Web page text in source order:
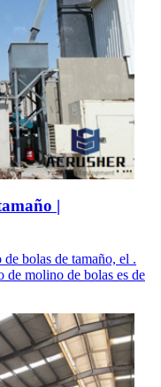
|
bolas de tamaño, el .
de molino de bolas es de